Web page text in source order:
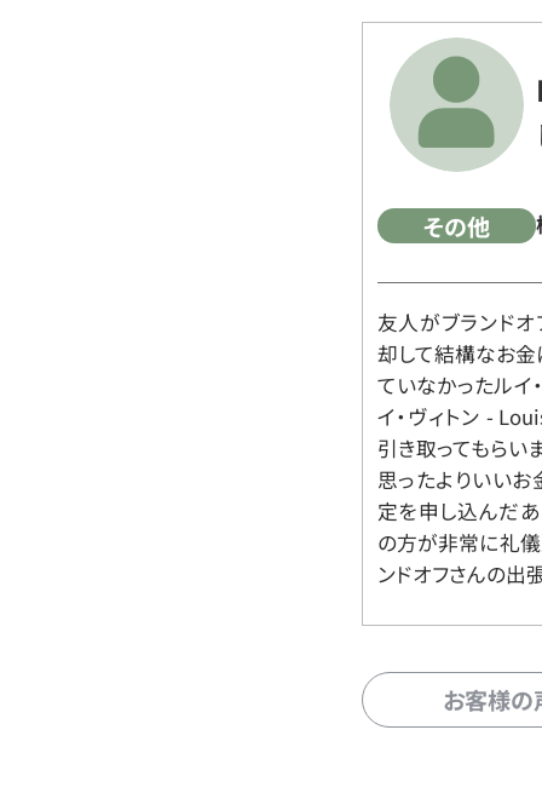
その他
友人がブランド
却して結構なお金
ていなかったルイ
イ・ヴィトン -
引き取ってもらい
思ったよりいいお
定を申し込んだ
の方が非常に礼儀
ンドオフさんの出
お客様